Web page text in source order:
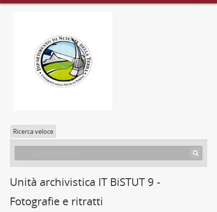
Ricerca veloce
Unità archivistica IT BiSTUT 9 -
Fotografie e ritratti
[Serie] Consiglio di facoltà, 1952-1981
[Serie] Relazioni e statistiche, 1934-1963